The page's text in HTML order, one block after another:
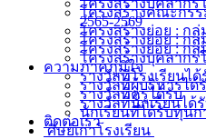
โครงสร้างคณะกร
2565-2569
โครงสร้างย่อย : กลุ่
โครงสร้างย่อย : ก
โครงสร้างย่อย : ก
โครงสร้างบุคลากร
ความภาคภูมิใจ
รางวัลที่โรงเรียนได้
รางวัลที่ผู้บริหารได้
รางวัลที่ครูได้รับ
รางวัลที่นักเรียนได้
นักเรียนที่ได้รับทุนก
ติดต่อเรา
ศิษย์เก่าโรงเรียน